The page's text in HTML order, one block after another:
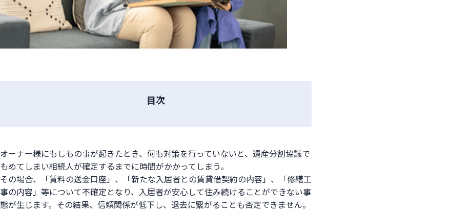
目次
オーナー様にもしもの事が起きたとき、何も対策を行っていないと、遺産分割協議で
もめてしまい相続人が確定するまでに時間がかかってしまう。
その場合、「賃料の送金口座」、「新たな入居者との賃貸借契約の内容」、「修繕工
事の内容」等について不確定となり、入居者が安心して住み続けることができない事
態が生じます。その結果、信頼関係が低下し、退去に繋がることも否定できません。